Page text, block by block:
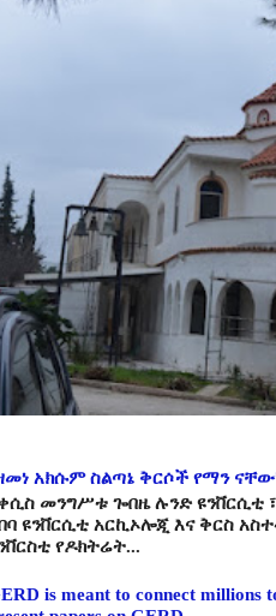
አክሱም ስልጣኔ ቅርሶች የማን
መንግሥቱ ጐበዜ ሉንድ ዩንቨርሲቲ
ዩንቨርሲቲ አርኪኦሎጂ እና ቅርስ
የዶክትሬት...
is meant to connect millions